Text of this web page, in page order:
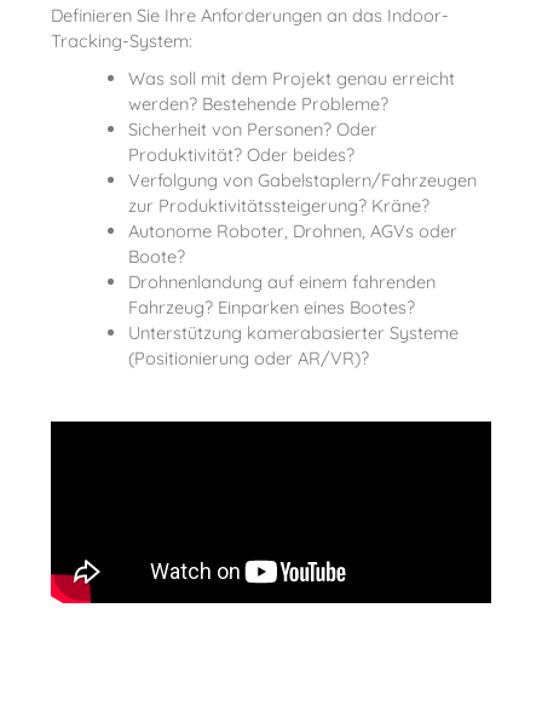
Definieren Sie Ihre Anforderungen an das Indoor-
Tracking-System:
Was soll mit dem Projekt genau erreicht
werden? Bestehende Probleme?
Sicherheit von Personen? Oder
Produktivität? Oder beides?
Verfolgung von Gabelstaplern/Fahrzeugen
zur Produktivitätssteigerung? Kräne?
Autonome Roboter, Drohnen, AGVs oder
Boote?
Drohnenlandung auf einem fahrenden
Fahrzeug? Einparken eines Bootes?
Unterstützung kamerabasierter Systeme
(Positionierung oder AR/VR)?